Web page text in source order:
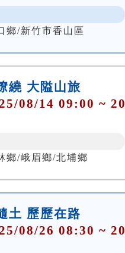
鄉/新竹市香山區
繞 大隘山旅
08/14 09:00 ~
鄉/峨眉鄉/北埔鄉
土 歷歷在路
08/26 08:30 ~